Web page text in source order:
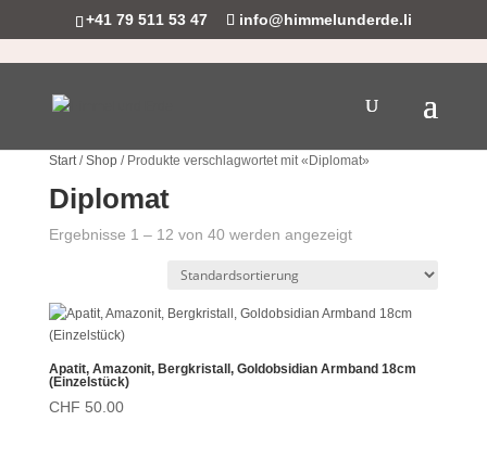
+41 79 511 53 47 info@himmelunderde.li
Start/Shop/ Produkte verschlagwortet mit «Diplomat»
Diplomat
Ergebnisse 1 – 12 von 40 werden angezeigt
Apatit, Amazonit, Bergkristall, Goldobsidian Armband 18cm
(Einzelstück)
CHF 50.00